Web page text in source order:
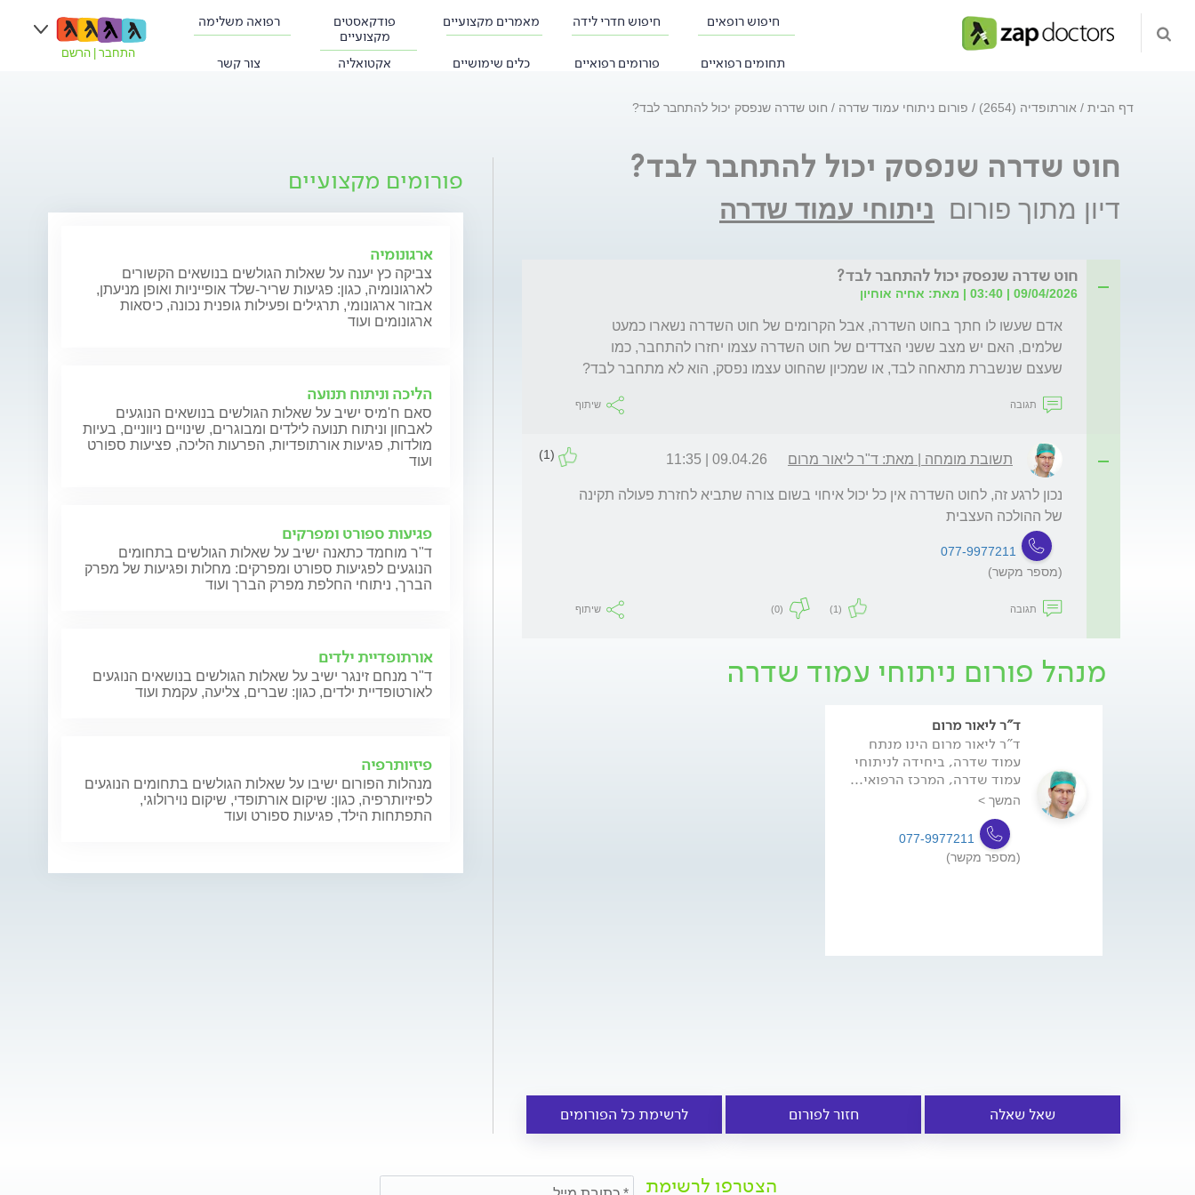
חיפוש רופאים חיפוש חדרי לידה מאמרים מקצועיים
פודקאסטים
מקצועיים
רפואה משלימה
תחומים רפואיים פורומים רפואיים כלים שימושיים אקטואליה צור קשר
התחבר הרשם
דף הבית אורתופדיה (2654) פורום ניתוחי עמוד שדרה חוט שדרה שנפסק יכול להתחבר לבד?
חוט שדרה שנפסק יכול להתחבר לבד?
דיון מתוך פורום ניתוחי עמוד שדרה
חוט שדרה שנפסק יכול להתחבר לבד?
09/04/2026 | 03:40 | מאת: אחיה אוחיון
שעצם שנשברת מתאחה לבד, או שמכיון שהחוט עצמו נפסק, הוא לא מתחבר לבד?
תגובה שיתוף
תשובת מומחה | מאת: ד"ר ליאור מרום 09.04.26 | 11:35
(1)
של ההולכה העצבית
077-9977211
(מספר מקשר)
תגובה (1)
(0) שיתוף
מנהל פורום ניתוחי עמוד שדרה
ד"ר ליאור מרום
ד"ר ליאור מרום הינו מנתח
עמוד שדרה, ביחידה לניתוחי
עמוד שדרה, המרכז הרפואי...
המשך >
077-9977211
(מספר מקשר)
שאל שאלה חזור לפורום לרשימת כל הפורומים
פורומים מקצועיים
ארגונומיה
צביקה כץ יענה על שאלות הגולשים בנושאים הקשורים
לארגונומיה, כגון: פגיעות שריר-שלד אופייניות ואופן מניעתן,
אבזור ארגונומי, תרגילים ופעילות גופנית נכונה, כיסאות
ארגונומים ועוד
הליכה וניתוח תנועה
סאם ח'מיס ישיב על שאלות הגולשים בנושאים הנוגעים
לאבחון וניתוח תנועה לילדים ומבוגרים, שינויים ניווניים, בעיות
מולדות, פגיעות אורתופדיות, הפרעות הליכה, פציעות ספורט
ועוד
פגיעות ספורט ומפרקים
ד"ר מוחמד כתאנה ישיב על שאלות הגולשים בתחומים
הנוגעים לפגיעות ספורט ומפרקים: מחלות ופגיעות של מפרק
הברך, ניתוחי החלפת מפרק הברך ועוד
אורתופדיית ילדים
ד"ר מנחם זינגר ישיב על שאלות הגולשים בנושאים הנוגעים
לאורטופדיית ילדים, כגון: שברים, צליעה, עקמת ועוד
פיזיותרפיה
מנהלות הפורום ישיבו על שאלות הגולשים בתחומים הנוגעים
לפיזיותרפיה, כגון: שיקום אורתופדי, שיקום נוירולוגי,
התפתחות הילד, פגיעות ספורט ועוד
הצטרפו לרשימת